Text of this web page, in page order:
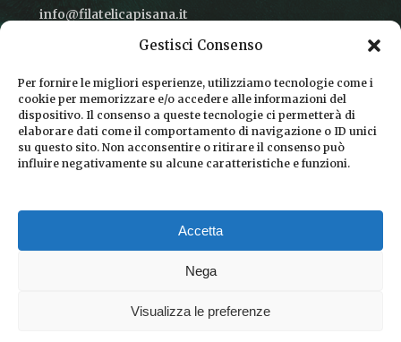
Gestisci Consenso
Per fornire le migliori esperienze, utilizziamo tecnologie come i
cookie per memorizzare e/o accedere alle informazioni del
dispositivo. Il consenso a queste tecnologie ci permetterà di
elaborare dati come il comportamento di navigazione o ID unici
su questo sito. Non acconsentire o ritirare il consenso può
influire negativamente su alcune caratteristiche e funzioni.
Accetta
Nega
Visualizza le preferenze
info@filatelicapisana.it
CONDIZIONI DI VENDITA
INFORMATIVA SULLA PRIVACY
COOKIE POLICY